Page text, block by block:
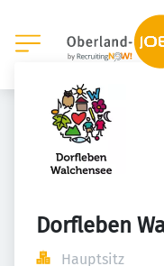
Dorfleben
Hauptsitz